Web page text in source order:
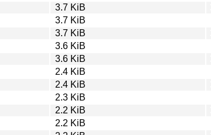
3.7 KiB
3.7 KiB
3.7 KiB
3.6 KiB
3.6 KiB
2.4 KiB
2.4 KiB
2.3 KiB
2.2 KiB
2.2 KiB